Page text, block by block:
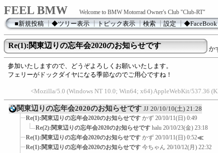
FEEL BMW Welcome to BMW Motorrad Owner's Club "Club-RT"
■新規投稿┃◆ツリー表示┃トピック表示┃検索┃設定┃◆FaceBook
Re(1):関東辺りの忘年会2020のお知らせです か
参加いたしますので、どうぞよろしくお願いいたします。
フェリーがドックダイヤになる季節なのでご用心ですね！
<Mozilla/5.0 (Windows NT 10.0; Win64; x64) AppleWebKit/537.36
関東辺りの忘年会2020のお知らせです JJ 20/10/10(土) 21:28
Re(1):関東辺りの忘年会2020のお知らせです かず 20/10/11(日) 0:49
Re(2):関東辺りの忘年会2020のお知らせです halu 20/10/23(金) 23:18
Re(1):関東辺りの忘年会2020のお知らせです かず 20/10/11(日) 0:52≪
Re(1):関東辺りの忘年会2020のお知らせです 今ちゃん 20/10/12(月) 22:32